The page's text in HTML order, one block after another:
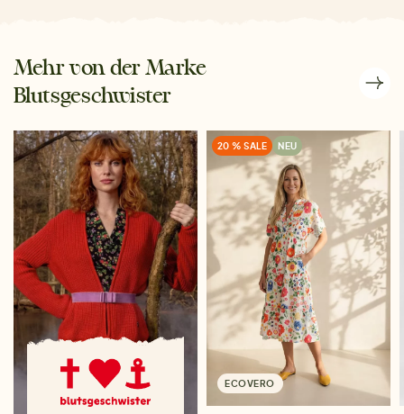
Mehr von der Marke
Blutsgeschwister
20 % SALE NEU
ECOVERO